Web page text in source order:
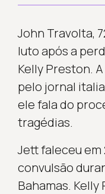
John Travolta,
luto após a
Kelly Preston.
pelo jornal
ele fala do
tragédias.
Jett faleceu em
convulsão
Bahamas.